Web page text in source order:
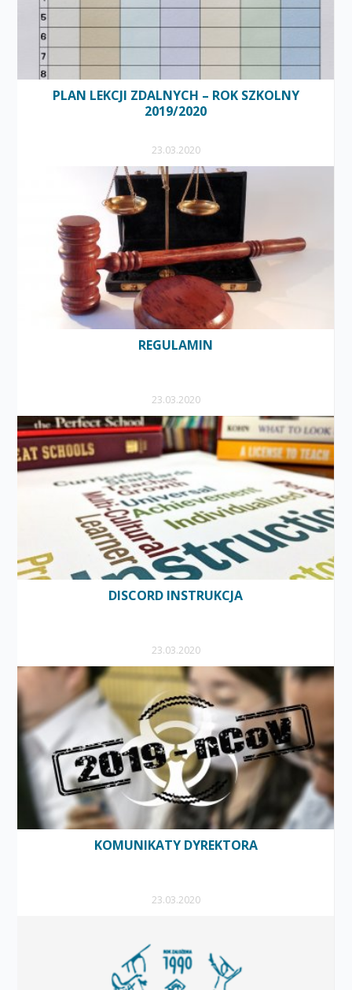
PLAN LEKCJI ZDALNYCH – ROK SZKOLNY
2019/2020
23.03.2020
REGULAMIN
23.03.2020
DISCORD INSTRUKCJA
23.03.2020
KOMUNIKATY DYREKTORA
23.03.2020